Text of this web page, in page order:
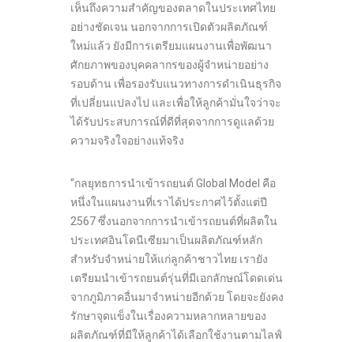
เห็นถึงความสำคัญของตลาดในประเทศไทย
อย่างชัดเจน นอกจากการเปิดตัวผลิตภัณฑ์
ใหม่แล้ว ยังมีการเตรียมแผนงานเพื่อพัฒนา
ศักยภาพของบุคคลากรของผู้จำหน่ายอย่าง
รอบด้าน เพื่อรองรับแนวทางการดำเนินธุรกิจ
ที่เปลี่ยนแปลงไป และเพื่อให้ลูกค้ามั่นใจว่าจะ
ได้รับประสบการณ์ที่ดีที่สุดจากการดูแลด้วย
ความจริงใจอย่างแท้จริง
“กลยุทธการนำเข้ารถยนต์ Global Model คือ
หนึ่งในแผนงานที่เราได้ประกาศไว้ตั้งแต่ปี
2567 ซึ่งนอกจากการนำเข้ารถยนต์ที่ผลิตใน
ประเทศอินโดนีเซียมาเป็นผลิตภัณฑ์หลัก
สำหรับจำหน่ายให้แก่ลูกค้าชาวไทย เรายัง
เตรียมนำเข้ารถยนต์รุ่นที่มีเอกลักษณ์โดดเด่น
จากภูมิภาคอื่นมาจำหน่ายอีกด้วย โดยจะยังคง
รักษาจุดแข็งในเรื่องความหลากหลายของ
ผลิตภัณฑ์ที่มีให้ลูกค้าได้เลือกใช้งานตามไลฟ์